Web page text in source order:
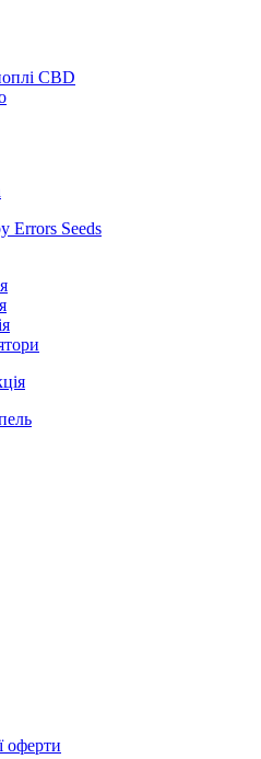
CBD
Errors Seeds
оферти